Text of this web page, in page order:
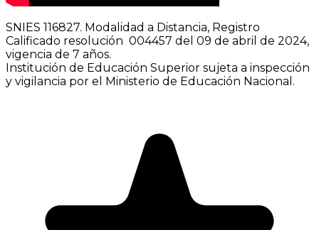
SNIES 116827. Modalidad a Distancia, Registro
Calificado resolución 004457 del 09 de abril de 2024,
vigencia de 7 años.
Institución de Educación Superior sujeta a inspección
y vigilancia por el Ministerio de Educación Nacional.